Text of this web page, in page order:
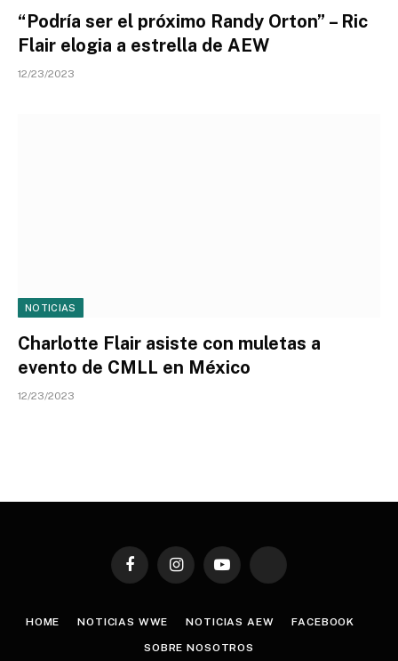
“Podría ser el próximo Randy Orton” – Ric
Flair elogia a estrella de AEW
12/23/2023
NOTICIAS
Charlotte Flair asiste con muletas a
evento de CMLL en México
12/23/2023
FacebookInstagramYouTube TikTok
HOME NOTICIAS WWE NOTICIAS AEW FACEBOOK
SOBRE NOSOTROS